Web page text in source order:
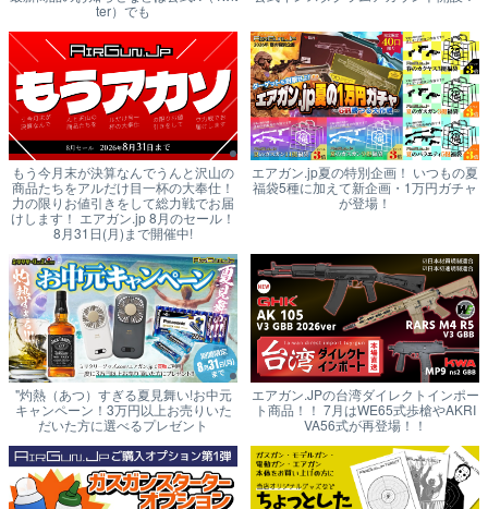
ter）でも
もう今月末が決算なんでうんと沢山の
商品たちをアルだけ目一杯の大奉仕！
力の限りお値引きをして総力戦でお届
けします！ エアガン.jp 8月のセール！
8月31日(月)まで開催中!
エアガン.jp夏の特別企画！ いつもの夏
福袋5種に加えて新企画・1万円ガチャ
が登場！
"灼熱（あつ）すぎる夏見舞い!お中元
キャンペーン！3万円以上お売りいた
だいた方に選べるプレゼント
エアガン.JPの台湾ダイレクトインポー
ト商品！！ 7月はWE65式歩槍やAKRI
VA56式が再登場！！